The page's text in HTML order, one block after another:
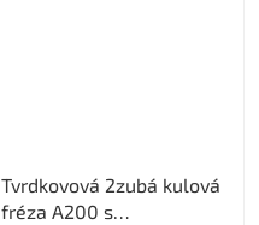
Tvrdkovová 2zubá kulová
fréza A200 s